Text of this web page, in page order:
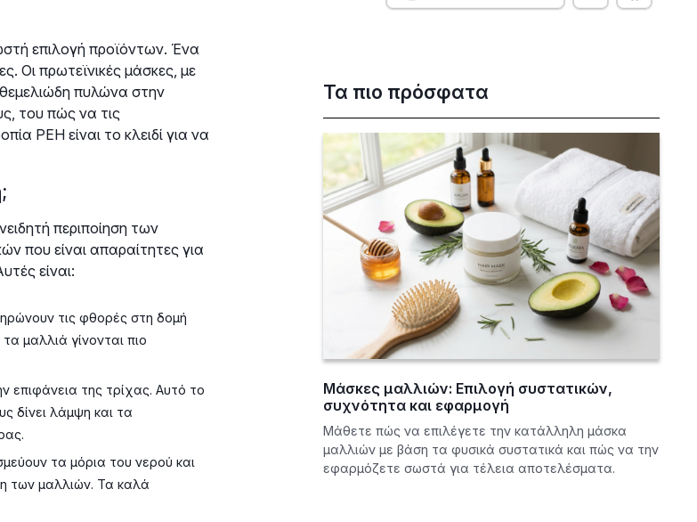
επιλογή προϊόντων. Ένα
Οι πρωτεϊνικές μάσκες, με
πυλώνα στην
του πώς να τις
PEH είναι το κλειδί για να
περιποίηση των
που είναι απαραίτητες για
είναι:
τις φθορές στη δομή
μαλλιά γίνονται πιο
επιφάνεια της τρίχας. Αυτό το
δίνει λάμψη και τα
τα μόρια του νερού και
των μαλλιών. Τα καλά
Τα πιο πρόσφατα
Μάσκες μαλλιών: Επιλογή συστατικών,
συχνότητα και εφαρμογή
Μάθετε πώς να επιλέγετε την κατάλληλη μάσκα
μαλλιών με βάση τα φυσικά συστατικά και πώς να την
εφαρμόζετε σωστά για τέλεια αποτελέσματα.